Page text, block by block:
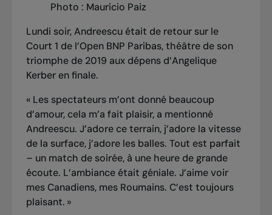
Photo : Mauricio Paiz
Lundi soir,Andreescu était de retour sur le
Court 1 de l’Open BNP Paribas, théâtre de son
triomphe de 2019 aux dépens d’Angelique
Kerber en finale.
« Les spectateurs m’ont donné beaucoup
d’amour, cela m’a fait plaisir, a mentionné
Andreescu. J’adore ce terrain, j’adore la vitesse
de la surface, j’adore les balles. Tout est parfait
– un match de soirée, à une heure de grande
écoute. L’ambiance était géniale. J’aime voir
mes Canadiens, mes Roumains. C’est toujours
plaisant. »